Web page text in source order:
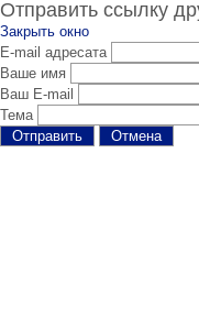
Отправить ссылку
Закрыть окно
E-mail адресата
Ваше имя
Ваш E-mail
Тема
Отправить
Отмена